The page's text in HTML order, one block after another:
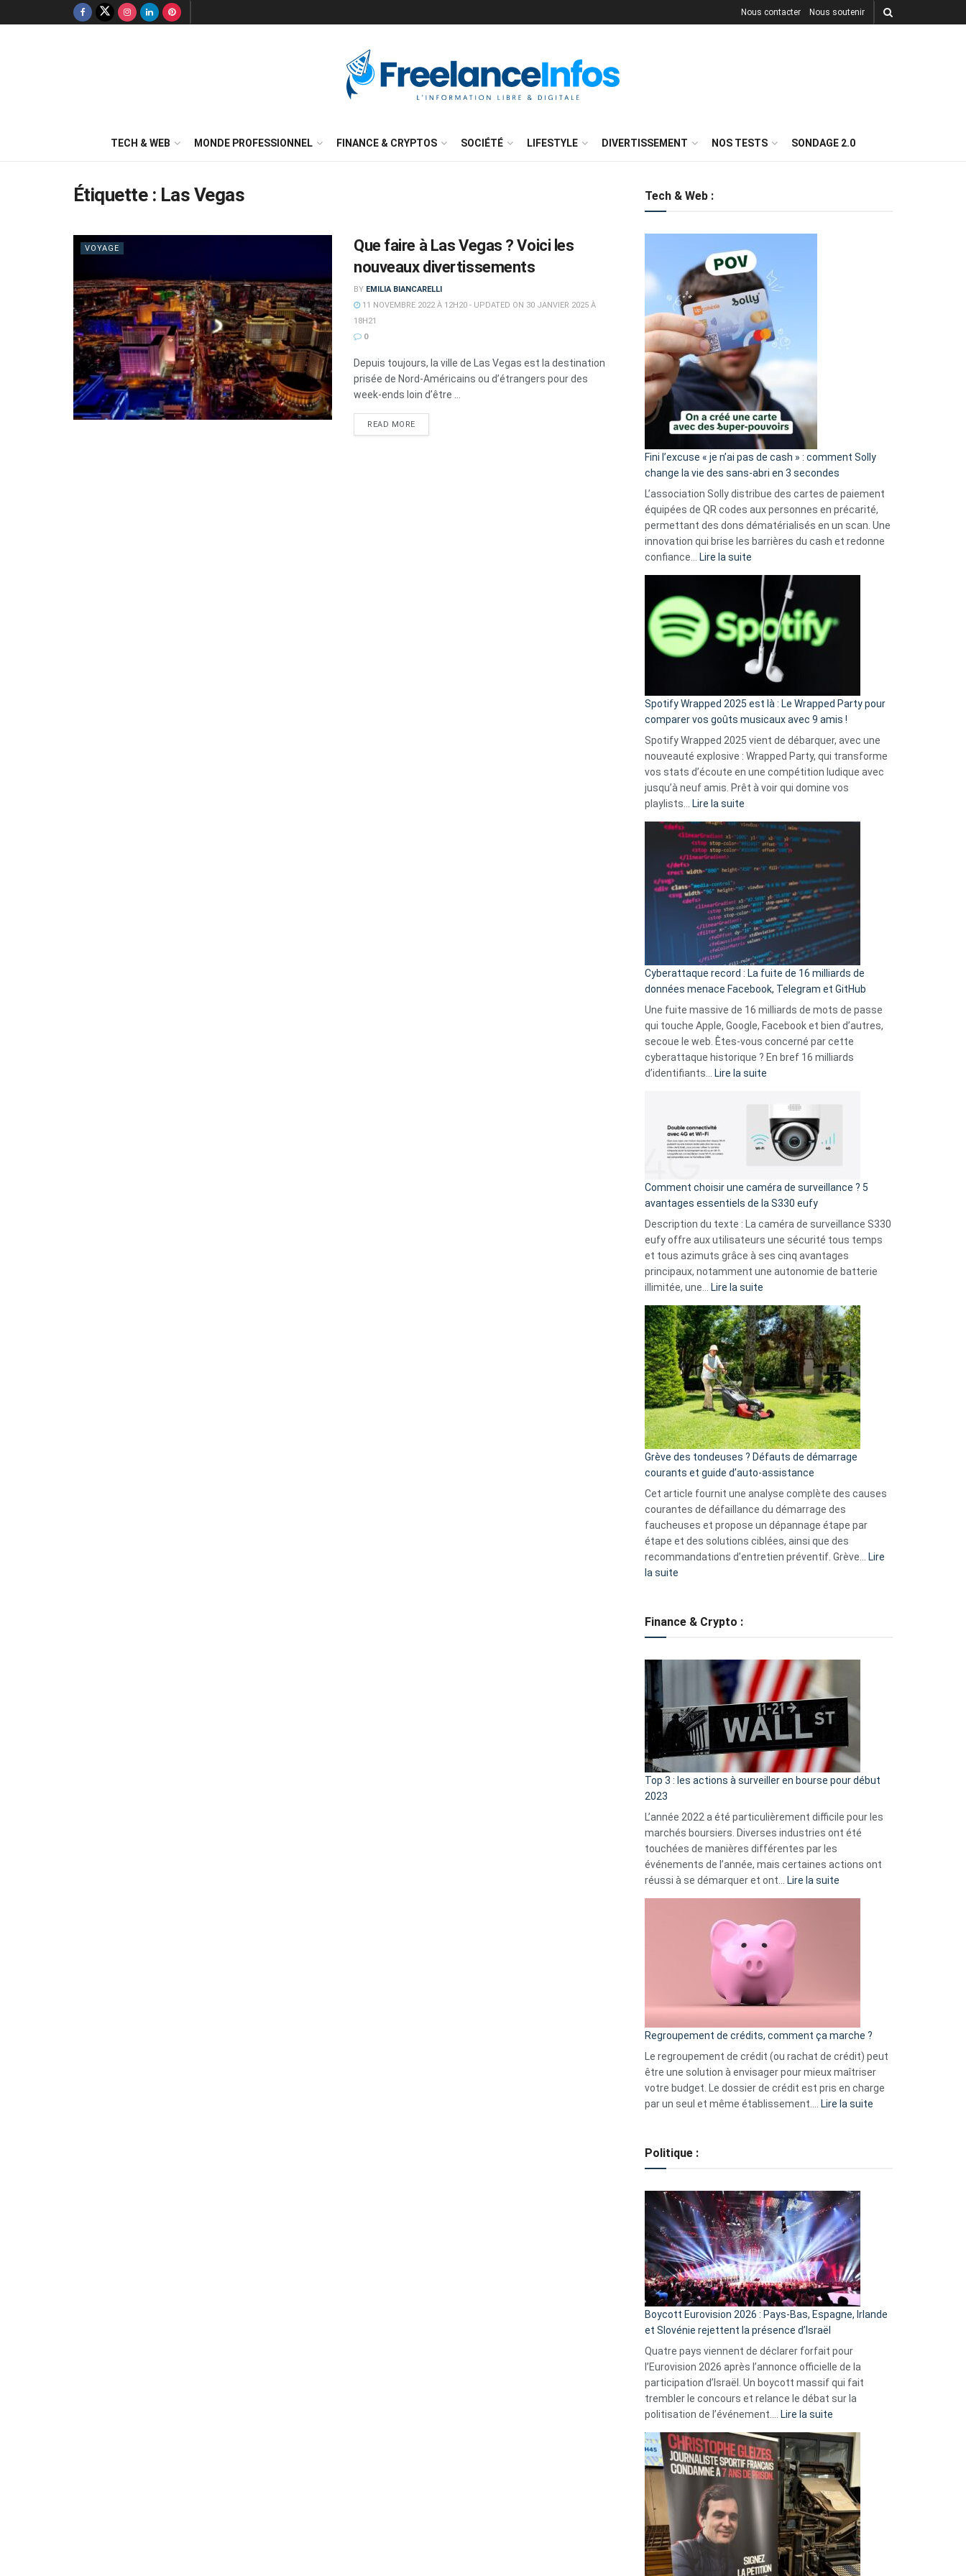
Nous contacter Nous soutenir
TECH & WEB MONDE PROFESSIONNEL FINANCE & CRYPTOS SOCIÉTÉ LIFESTYLE DIVERTISSEMENT NOS TESTS SONDAGE 2.0
Étiquette : Las Vegas
VOYAGE
Que faire à Las Vegas ? Voici les
nouveaux divertissements
BY EMILIA BIANCARELLI
11 NOVEMBRE 2022 À 12H20 - UPDATED ON 30 JANVIER 2025 À
18H21
0
Depuis toujours, la ville de Las Vegas est la destination
prisée de Nord-Américains ou d’étrangers pour des
week-ends loin d’être ...
READ MOREDETAILS
Tech & Web :
Fini l’excuse « je n’ai pas de cash » : comment Solly
change la vie des sans-abri en 3 secondes
L’association Solly distribue des cartes de paiement
équipées de QR codes aux personnes en précarité,
permettant des dons dématérialisés en un scan. Une
innovation qui brise les barrières du cash et redonne
confiance…
Lire la suite
l’excuse
je
n’ai
pas
de
cash
»
Solly
change
la
vie
sans-
abri
en
3
secondes
Spotify Wrapped 2025 est là : Le Wrapped Party pour
comparer vos goûts musicaux avec 9 amis !
Spotify Wrapped 2025 vient de débarquer, avec une
nouveauté explosive : Wrapped Party, qui transforme
vos stats d’écoute en une compétition ludique avec
jusqu’à neuf amis. Prêt à voir qui domine vos
playlists…
Lire la suite
Wrapped
2025
est
:
Le
Wrapped
Party
pour
comparer
vos
goûts
musicaux
avec
9
amis
Cyberattaque record : La fuite de 16 milliards de
données menace Facebook, Telegram et GitHub
Une fuite massive de 16 milliards de mots de passe
qui touche Apple, Google, Facebook et bien d’autres,
secoue le web. Êtes-vous concerné par cette
cyberattaque historique ? En bref 16 milliards
d’identifiants…
Lire la suite
record
La
fuite
16
milliards
données
menace
Facebook,
Telegram
GitHub
Comment choisir une caméra de surveillance ? 5
avantages essentiels de la S330 eufy
Description du texte : La caméra de surveillance S330
eufy offre aux utilisateurs une sécurité tous temps
et tous azimuts grâce à ses cinq avantages
principaux, notamment une autonomie de batterie
illimitée, une…
Lire la suite
choisir
une
caméra
de
surveillance
?
5
avantages
essentiels
de
la
S330
eufy
Grève des tondeuses ? Défauts de démarrage
courants et guide d’auto-assistance
Cet article fournit une analyse complète des causes
courantes de défaillance du démarrage des
faucheuses et propose un dépannage étape par
étape et des solutions ciblées, ainsi que des
recommandations d’entretien préventif. Grève…
Lire
la suite
tondeuses
démarrage
courants
et
guide
d’auto-
assistance
Finance & Crypto :
Top 3 : les actions à surveiller en bourse pour début
2023
L’année 2022 a été particulièrement difficile pour les
marchés boursiers. Diverses industries ont été
touchées de manières différentes par les
événements de l’année, mais certaines actions ont
réussi à se démarquer et ont…
Lire la suite
en
pour
début
2023
Regroupement de crédits, comment ça marche ?
Le regroupement de crédit (ou rachat de crédit) peut
être une solution à envisager pour mieux maîtriser
votre budget. Le dossier de crédit est pris en charge
par un seul et même établissement.…
Lire la suite
Politique :
Boycott Eurovision 2026 : Pays-Bas, Espagne, Irlande
et Slovénie rejettent la présence d’Israël
Quatre pays viennent de déclarer forfait pour
l’Eurovision 2026 après l’annonce officielle de la
participation d’Israël. Un boycott massif qui fait
trembler le concours et relance le débat sur la
politisation de l’événement.…
Lire la suite
Eurovision
2026
:
Pays-
Bas,
Espagne,
Irlande
et
Slovénie